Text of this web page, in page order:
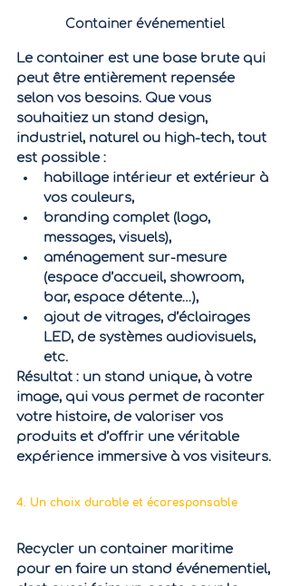
Container événementiel
Le container est une base brute qui
peut être entièrement repensée
selon vos besoins. Que vous
souhaitiez un stand design,
industriel, naturel ou high-tech, tout
est possible :
habillage intérieur et extérieur à
vos couleurs,
branding complet (logo,
messages, visuels),
aménagement sur-mesure
(espace d’accueil, showroom,
bar, espace détente…),
ajout de vitrages, d’éclairages
LED, de systèmes audiovisuels,
etc.
Résultat : un stand unique, à votre
image, qui vous permet de raconter
votre histoire, de valoriser vos
produits et d’offrir une véritable
expérience immersive à vos visiteurs.
4. Un choix durable et écoresponsable
Recycler un container maritime
pour en faire un stand événementiel,